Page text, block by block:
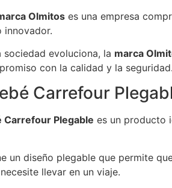
Olmitos es una empresa
innovador.
sociedad evoluciona, la marca
con la calidad y la seguridad.
Carrefour
Carrefour Plegable es un producto
un diseño plegable que permite
llevar en un viaje.